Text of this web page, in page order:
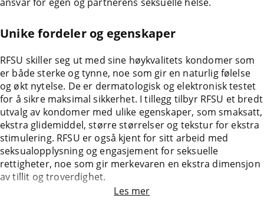
Unike fordeler og egenskaper
RFSU skiller seg ut med sine høykvalitets kondomer som
er både sterke og tynne, noe som gir en naturlig følelse
og økt nytelse. De er dermatologisk og elektronisk testet
for å sikre maksimal sikkerhet. I tillegg tilbyr RFSU et bredt
utvalg av kondomer med ulike egenskaper, som smaksatt,
ekstra glidemiddel, større størrelser og tekstur for ekstra
stimulering. RFSU er også kjent for sitt arbeid med
seksualopplysning og engasjement for seksuelle
rettigheter, noe som gir merkevaren en ekstra dimensjon
av tillit og troverdighet.
Les mer